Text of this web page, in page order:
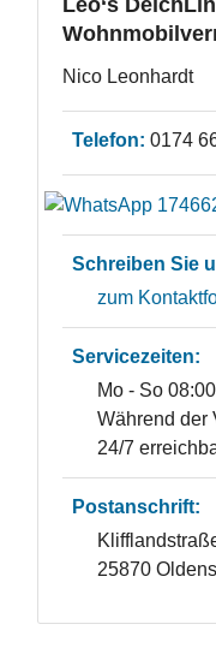
Nico Leonhardt
Telefon: 0174
Schreiben Sie
zum
Servicezeiten:
Mo - So
Während der
24/7
Postanschrift:
25870